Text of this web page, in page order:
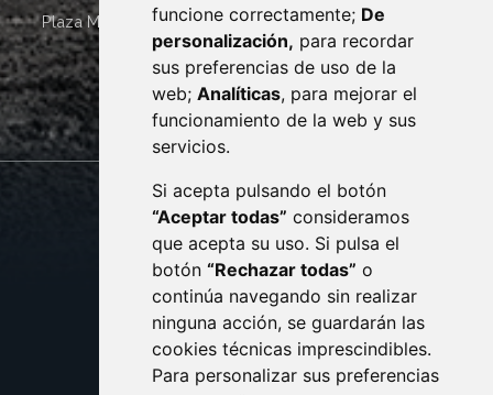
funcione correctamente; De
personalización, para recordar
sus preferencias de uso de la
web; Analíticas, para mejorar el
funcionamiento de la web y sus
servicios.
Si acepta pulsando el botón
“Aceptar todas” consideramos
que acepta su uso. Si pulsa el
botón “Rechazar todas” o
continúa navegando sin realizar
ninguna acción, se guardarán las
cookies técnicas imprescindibles.
Para personalizar sus preferencias
Plaza Mayor 4 22400 MONZÓN - ARAGÓN (ESPAÑA)
· (34) 974 400 700 ·
sac@monzon.es
monzon.es
CONTACTO
AVISO LEGAL
PROTECCIÓN DE DATOS
POLÍTICA DE COOKIES
ACCESIBILIDAD
ENLACE EXTERNO AL